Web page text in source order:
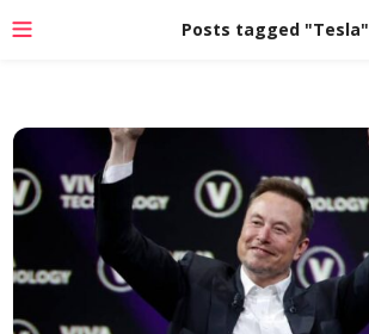
Posts tagged "Tesla"